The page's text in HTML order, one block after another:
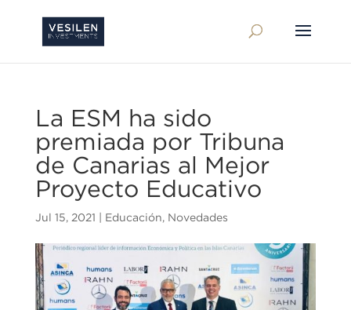
La ESM ha sido
premiada por Tribuna
de Canarias al Mejor
Proyecto Educativo
Jul 15, 2021 Educación, Novedades